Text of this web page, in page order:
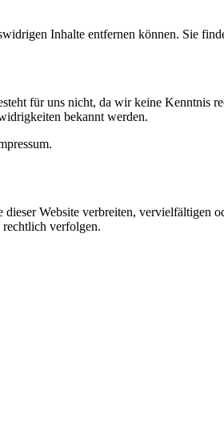
Inhalte entfernen können. Sie
für uns nicht, da wir keine Kenntnis
bekannt werden.
Website verbreiten, vervielfältigen
verfolgen.